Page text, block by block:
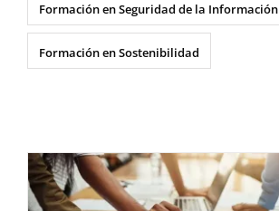
Formación en Seguridad de la Información
Formación en Sostenibilidad